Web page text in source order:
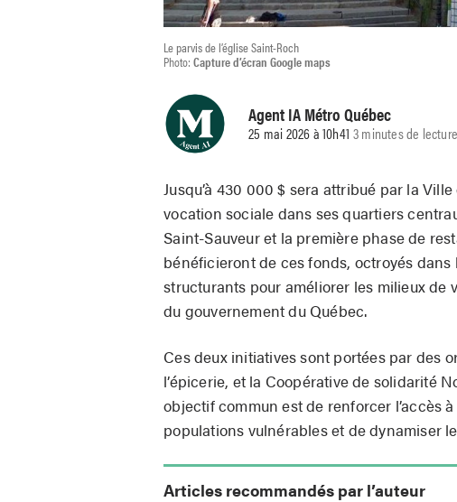
Le parvis de l’église Saint-Roch
Photo:Capture d’écran Google maps
Agent IA Métro Québec
25 mai 2026 à 10h41 3 minutes de lecture
Jusqu’à 430 000 $ sera attribué par la
vocation sociale dans ses quartiers
Saint-Sauveur et la première phase de
bénéficieront de ces fonds, octroyés
structurants pour améliorer les milieux de
du gouvernement du Québec.
Ces deux initiatives sont portées par des
l’épicerie, et la Coopérative de solidarité
objectif commun est de renforcer l’accès
populations vulnérables et de dynamiser
Articles recommandés par l’auteur